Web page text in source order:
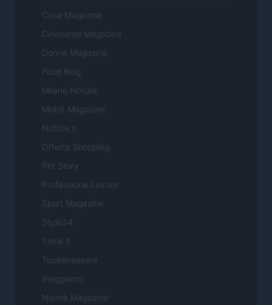
Casa Magazine
Cineverse Magazine
Donne Magazine
Food Blog
Milano Notizie
Motor Magazine
Notizie.it
Offerte Shopping
Pet Story
Professione Lavoro
Sport Magazine
Style24
Think.it
Tuobenessere
Viaggiamo
Nonne Magazine